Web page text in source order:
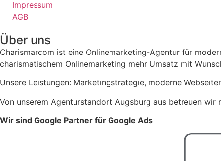
Impressum
AGB
Über uns
Charismarcom ist eine Onlinemarketing-Agentur für
charismatischem Onlinemarketing mehr Umsatz mit
Unsere Leistungen: Marketingstrategie, moderne
Von unserem Agenturstandort Augsburg aus betreuen wir
Wir sind Google Partner für Google Ads